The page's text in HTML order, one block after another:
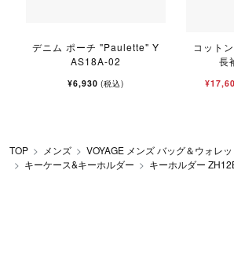
デニム ポーチ "Paulette" Y
AS18A-02
¥6,930(税込)
コット
長
TOP メンズ VOYAGE メンズ バッグ＆ウォレッ
キーケース&キーホルダー
キーホルダー